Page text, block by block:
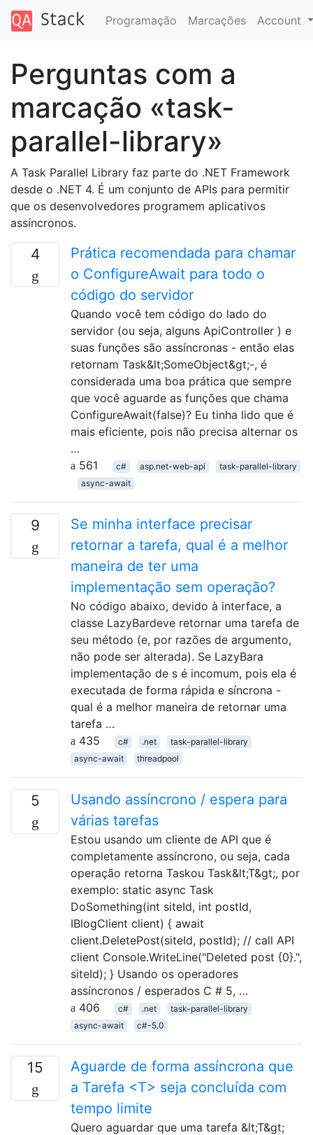
Programação Marcações Account
Perguntas com a
marcação «task-
parallel-library»
A Task Parallel Library faz parte do .NET Framework
desde o .NET 4. É um conjunto de APIs para permitir
que os desenvolvedores programem aplicativos
assíncronos.
4
Prática recomendada para chamar
o ConfigureAwait para todo o
código do servidor
Quando você tem código do lado do
servidor (ou seja, alguns ApiController ) e
suas funções são assíncronas - então elas
retornam Task&lt;SomeObject&gt;-, é
considerada uma boa prática que sempre
que você aguarde as funções que chama
ConfigureAwait(false)? Eu tinha lido que é
mais eficiente, pois não precisa alternar os
…
561
c# asp.net-web-api
task-parallel-library
async-await
9
Se minha interface precisar
retornar a tarefa, qual é a melhor
maneira de ter uma
implementação sem operação?
No código abaixo, devido à interface, a
classe LazyBardeve retornar uma tarefa de
seu método (e, por razões de argumento,
não pode ser alterada). Se LazyBara
implementação de s é incomum, pois ela é
executada de forma rápida e síncrona -
qual é a melhor maneira de retornar uma
tarefa …
435
c# .net
task-parallel-library
async-await
threadpool
5
Usando assíncrono / espera para
várias tarefas
Estou usando um cliente de API que é
completamente assíncrono, ou seja, cada
operação retorna Taskou Task&lt;T&gt;, por
exemplo: static async Task
DoSomething(int siteId, int postId,
IBlogClient client) { await
client.DeletePost(siteId, postId); // call API
client Console.WriteLine("Deleted post {0}.",
siteId); } Usando os operadores
assíncronos / esperados C # 5, …
406
c# .net
task-parallel-library
async-await
c#-5.0
15
Aguarde de forma assíncrona que
a Tarefa <T> seja concluída com
tempo limite
Quero aguardar que uma tarefa &lt;T&gt;